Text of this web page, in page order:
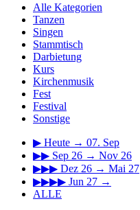
Alle Kategorien
Tanzen
Singen
Stammtisch
Darbietung
Kurs
Kirchenmusik
Fest
Festival
Sonstige
▶ Heute → 07. Sep
▶▶ Sep 26 → Nov 26
▶▶▶ Dez 26 → Mai 27
▶▶▶▶ Jun 27 →
ALLE